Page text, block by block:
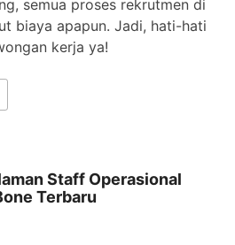
semua proses rekrutmen di
biaya apapun. Jadi, hati-hati
kerja ya!
Staff Operasional
Terbaru